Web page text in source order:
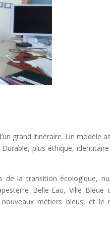
grand itinéraire. Un modèle
plus éthique,
de la transition écologique,
Belle-Eau, Ville Bleue
métiers bleus, et le